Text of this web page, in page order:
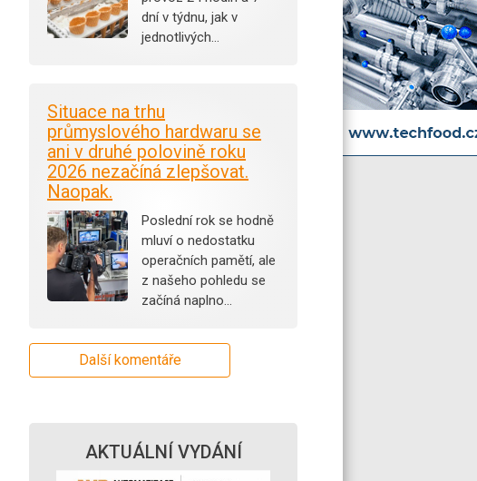
dní v týdnu, jak v
jednotlivých…
Situace na trhu
průmyslového hardwaru se
ani v druhé polovině roku
2026 nezačíná zlepšovat.
Naopak.
Poslední rok se hodně
mluví o nedostatku
operačních pamětí, ale
z našeho pohledu se
začíná naplno…
Další komentáře
AKTUÁLNÍ VYDÁNÍ